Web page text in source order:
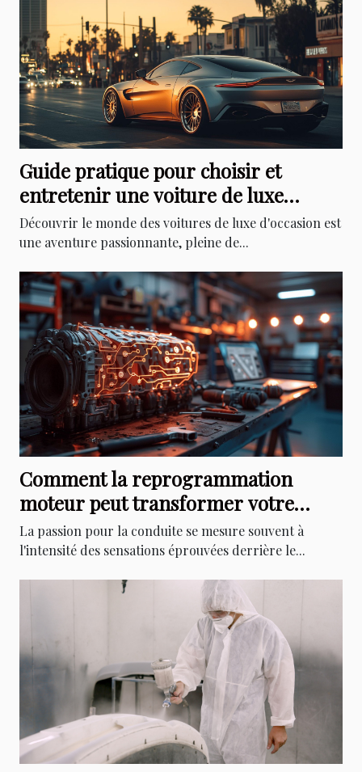
Guide pratique pour choisir et
entretenir une voiture de luxe
d'occasion
Découvrir le monde des voitures de luxe d'occasion est
une aventure passionnante, pleine de...
Comment la reprogrammation
moteur peut transformer votre
expérience de conduite
La passion pour la conduite se mesure souvent à
l'intensité des sensations éprouvées derrière le...